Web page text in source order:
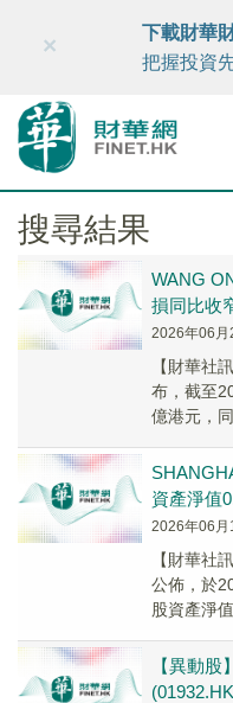
財華智庫網 FINTV
×
下載財華
把握投資
搜尋結果
WANG
損同比收
2026年06月
【財華社
布，截至
億港元，
資產淨值
2026年06月
【財華社
公佈，於
股資產淨
【異動